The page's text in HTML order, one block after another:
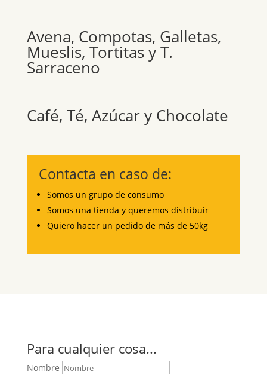
Avena, Compotas, Galletas,
Mueslis, Tortitas y T.
Sarraceno
Café, Té, Azúcar y Chocolate
Contacta en caso de:
Somos un grupo de consumo
Somos una tienda y queremos distribuir
Quiero hacer un pedido de más de 50kg
Para cualquier cosa...
Nombre